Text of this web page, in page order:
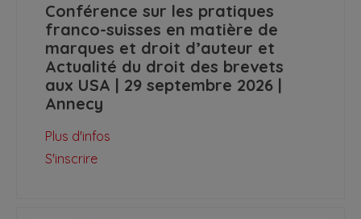
Conférence sur les pratiques
franco-suisses en matière de
marques et droit d’auteur et
Actualité du droit des brevets
aux USA | 29 septembre 2026 |
Annecy
Plus d'infos
S'inscrire